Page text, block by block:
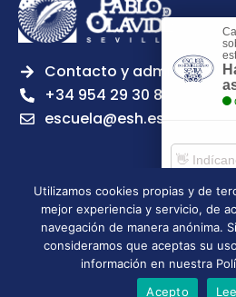
Contacto y admisiones
+34 954 29 30 81
escuela@esh.es
Aviso legal Política de
Política de calidad
Escuela Superior de Hostelería de
derechos
Utilizamos cookies propias y de
mejor experiencia y servicio, de
navegación de manera anónima.
consideramos que aceptas su
información en nuestra
Acepto